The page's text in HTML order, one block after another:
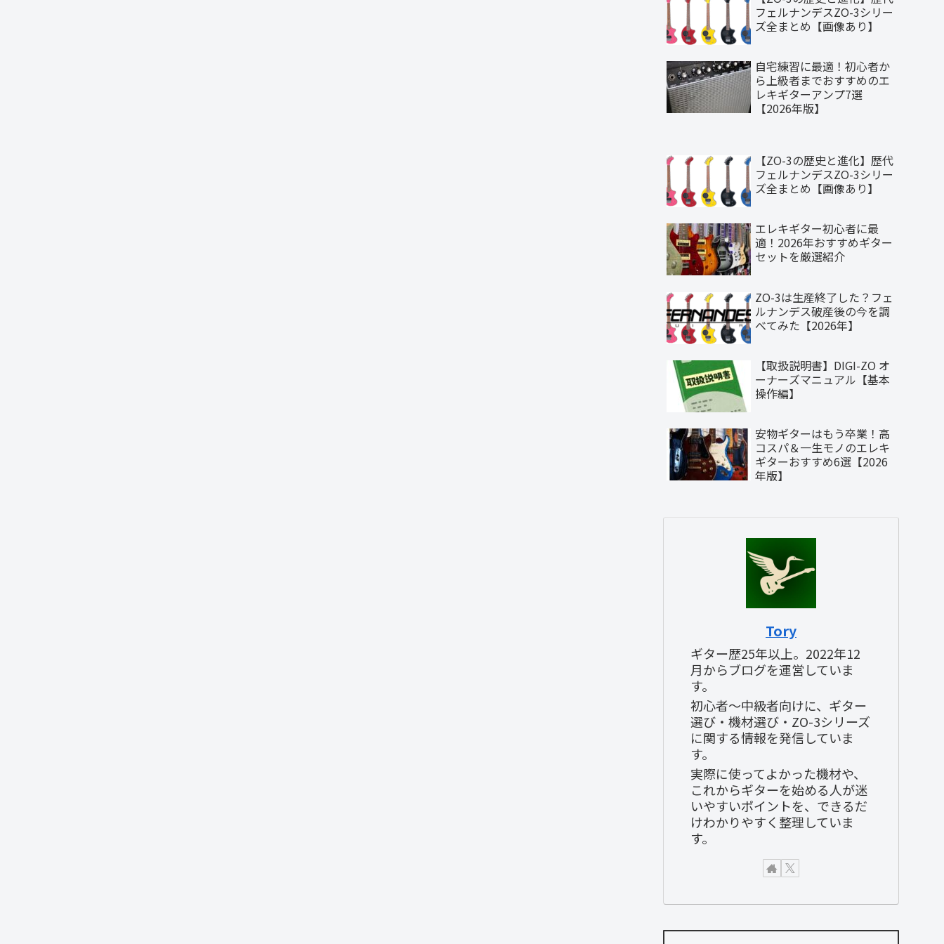
フェルナンデスZO-3シリー
ズ全まとめ【画像あり】
自宅練習に最適！初心者か
ら上級者までおすすめのエ
レキギターアンプ7選
【2026年版】
【ZO-3の歴史と進化】歴代
フェルナンデスZO-3シリー
ズ全まとめ【画像あり】
エレキギター初心者に最
適！2026年おすすめギター
セットを厳選紹介
ZO-3は生産終了した？フェ
ルナンデス破産後の今を調
べてみた【2026年】
【取扱説明書】DIGI-ZO オ
ーナーズマニュアル【基本
操作編】
安物ギターはもう卒業！高
コスパ＆一生モノのエレキ
ギターおすすめ6選【2026
年版】
Tory
ギター歴25年以上。2022年12
月からブログを運営していま
す。
初心者〜中級者向けに、ギター
選び・機材選び・ZO-3シリーズ
に関する情報を発信していま
す。
実際に使ってよかった機材や、
これからギターを始める人が迷
いやすいポイントを、できるだ
けわかりやすく整理していま
す。